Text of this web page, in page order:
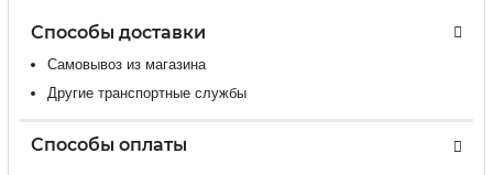
Способы доставки
Самовывоз из магазина
Другие транспортные службы
Способы оплаты